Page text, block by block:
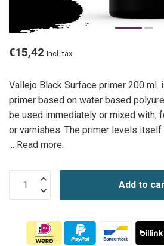
€15,42 Incl. tax
Vallejo Black Surface primer 200 ml.
primer based on water based
be used immediately or mixed with,
or varnishes. The primer levels itself
... Read more.
Add to